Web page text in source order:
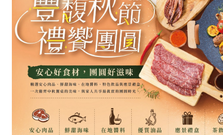
學生採收紅藜。
做中學是最好的教育方式，我帶領特教班孩子在校園遍植蔬菜
糧、蔬果向孩子進行無聲教育，營養師也熱心地在白米飯中加
瓜、番茄等作物成長時，會奔相走告，於是我也邀請普通班及
糧，澆水、丈量高度；豪大雨積水時，孩子們心疼作物浸泡在
惜食 RPET 食譜 減硝酸鹽 雞蛋